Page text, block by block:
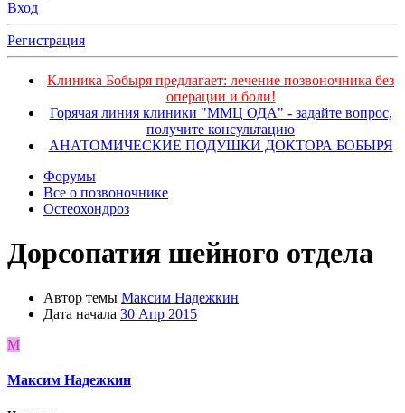
Вход
Регистрация
Клиника Бобыря предлагает: лечение позвоночника без
операции и боли!
Горячая линия клиники "ММЦ ОДА" - задайте вопрос,
получите консультацию
АНАТОМИЧЕСКИЕ ПОДУШКИ ДОКТОРА БОБЫРЯ
Форумы
Все о позвоночнике
Остеохондроз
Дорсопатия шейного отдела
Автор темы Максим Надежкин
Дата начала 30 Апр 2015
М
Максим Надежкин